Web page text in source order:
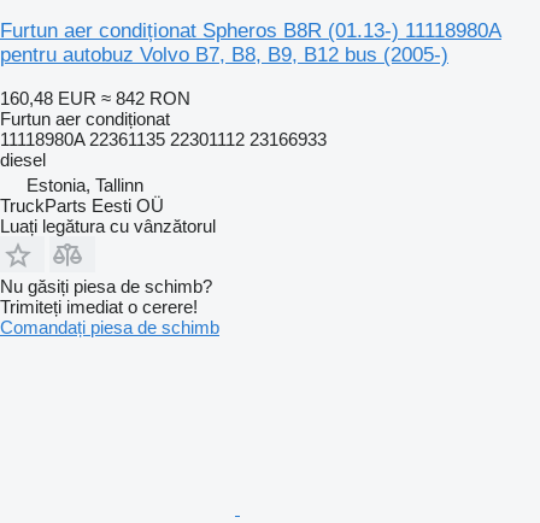
Furtun aer condiționat Spheros B8R (01.13-) 11118980A
pentru autobuz Volvo B7, B8, B9, B12 bus (2005-)
160,48 EUR ≈ 842 RON
Furtun aer condiționat
11118980A 22361135 22301112 23166933
diesel
Estonia, Tallinn
TruckParts Eesti OÜ
Luați legătura cu vânzătorul
Nu găsiți piesa de schimb?
Trimiteți imediat o cerere!
Comandați piesa de schimb